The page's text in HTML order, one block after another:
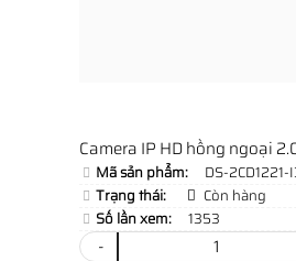
Camera IP HD hồng ngoại
Mã sản phẩm:
DS-2CD1221-
Trạng thái:
Còn hàng
Số lần xem:
1353
-